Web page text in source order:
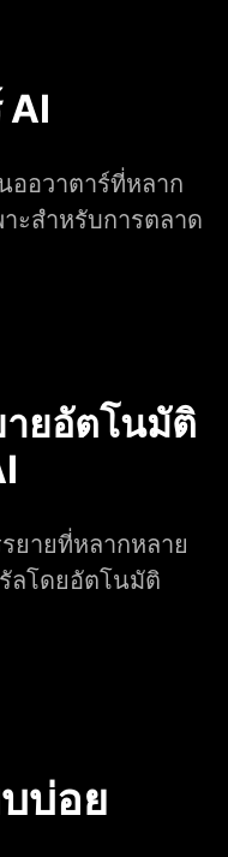
AI
ออวาตาร์ที่หลาก
ะสำหรับการตลาด
ายอัตโนมัติ
ยายที่หลากหลาย
ลโดยอัตโนมัติ
บ่อย